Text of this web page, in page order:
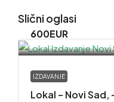
Slični oglasi
600EUR
IZDAVANJE
Lokal – Novi Sad,